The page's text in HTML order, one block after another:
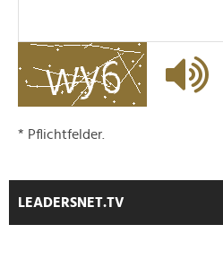
* Pflichtfelder.
LEADERSNET.TV